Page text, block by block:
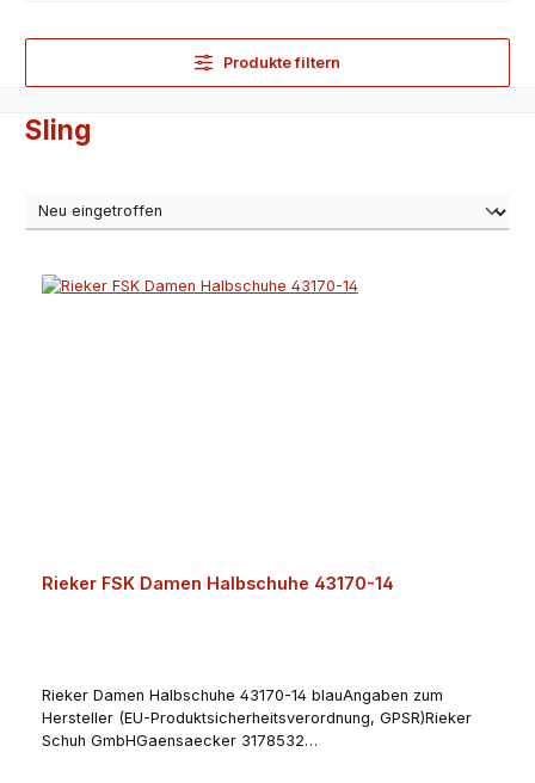
Produkte filtern
Sling
Rieker FSK Damen Halbschuhe 43170-14
Rieker Damen Halbschuhe 43170-14 blauAngaben zum
Hersteller (EU-Produktsicherheitsverordnung, GPSR)Rieker
Schuh GmbHGaensaecker 3178532